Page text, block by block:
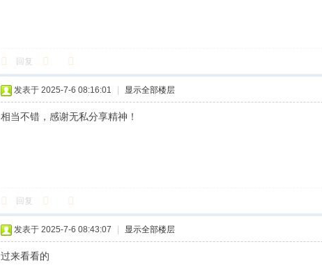
回复
发表于 2025-7-6 08:16:01 显示全部楼层
相当不错，感谢无私分享精神！
回复
发表于 2025-7-6 08:43:07 显示全部楼层
过来看看的